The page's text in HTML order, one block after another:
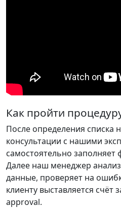
Как пройти
После определения списка
консультации с нашими
самостоятельно
Далее наш менеджер
данные, проверяет на
клиенту выставляется счёт
approval.